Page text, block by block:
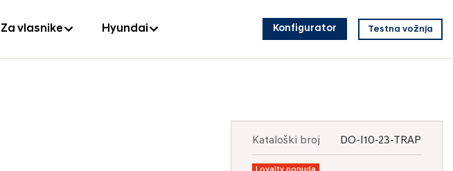
Za vlasnike Hyundai Konfigurator Testna vožnja
Kataloški broj DO-I10-23-TRAP